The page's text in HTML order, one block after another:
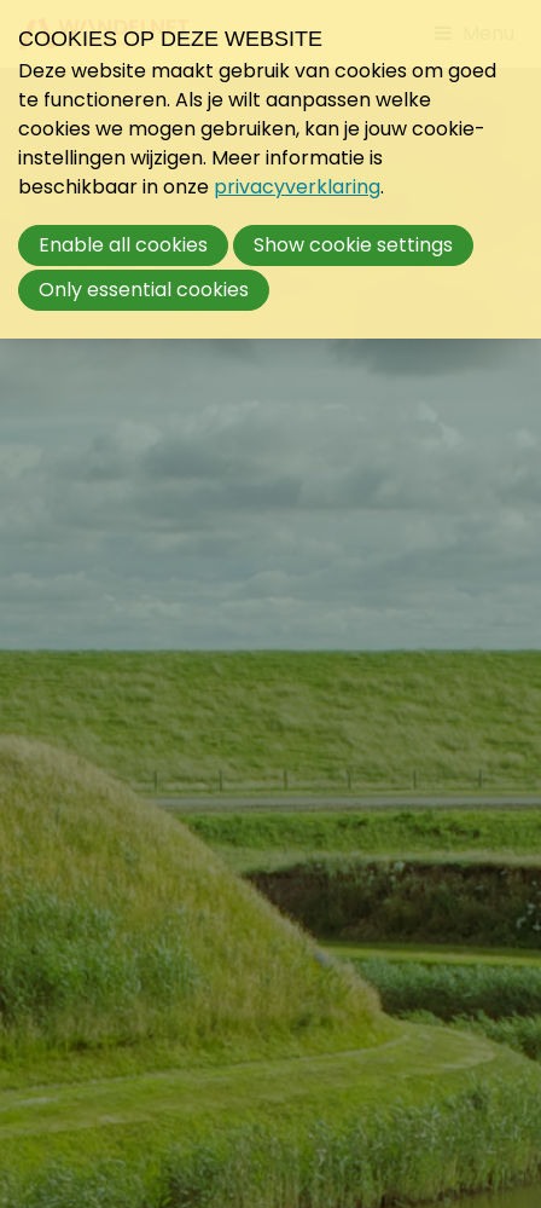
to
COOKIES OP DEZE WEBSITE
Deze website maakt gebruik van cookies om goed
te functioneren. Als je wilt aanpassen welke
cookies we mogen gebruiken, kan je jouw cookie-
instellingen wijzigen. Meer informatie is
beschikbaar in onze privacyverklaring.
Enable all cookies
Show cookie settings
Only essential cookies